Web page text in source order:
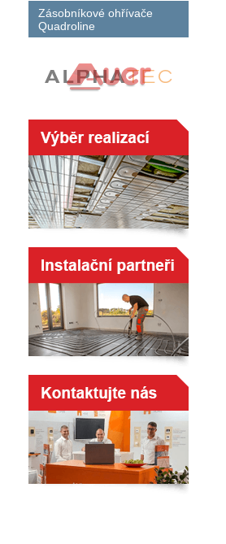
Zásobníkové ohřívače
Quadroline